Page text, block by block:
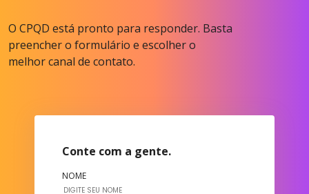
O CPQD está pronto para responder. Basta
preencher o formulário e escolher o
melhor canal de contato.
Conte com a gente.
NOME